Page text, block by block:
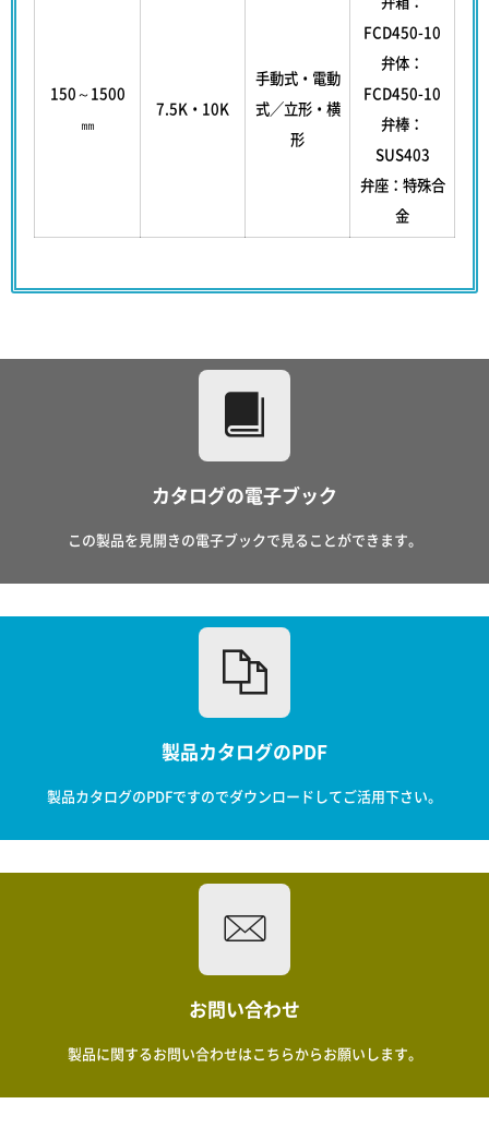
150～1500
㎜
7.5K・10K
手動式・電動
式／立形・横
形
FCD450-10
弁体：
FCD450-10
弁棒：
SUS403
弁座：特殊合
金
カタログの電子ブック
この製品を見開きの電子ブックで見ることができます。
製品カタログのPDF
製品カタログのPDFですのでダウンロードしてご活用下さい。
お問い合わせ
製品に関するお問い合わせはこちらからお願いします。